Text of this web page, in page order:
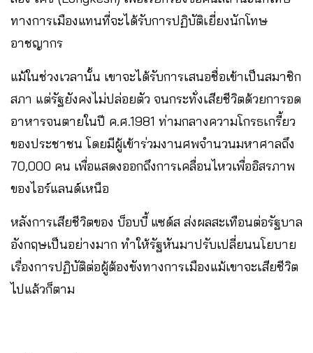
ทางการเมืองแทนที่จะได้รับการปฏิบัติเยี่ยงนักโทษ
อาชญากร
แม้ในช่วงเวลานั้น เขาจะได้รับการเสนอชื่อเข้าเป็นสมาชิก
สภา แต่รัฐยังคงไม่ปล่อยตัว จนกระทั่งเสียชีวิตด้วยการอด
อาหารจนตายในปี ค.ศ.1981 ท่ามกลางความโกรธเกรี้ยว
ของประชาชน โดยมีผู้เข้าร่วมงานศพจำนวนมหาศาลถึง
70,000 คน เพื่อแสดงออกถึงการเคลื่อนไหวเพื่ออิสรภาพ
ของไอร์แลนด์เหนือ
หลังการเสียชีวิตของ บ็อบบี้ แซด์ส ส่งผลสะเทือนต่อรัฐบาล
อังกฤษเป็นอย่างมาก ทำให้รัฐหันมาปรับเปลี่ยนนโยบาย
เรื่องการปฏิบัติต่อผู้ต้องขังทางการเมืองแม้เขาจะเสียชีวิต
ไปแล้วก็ตาม